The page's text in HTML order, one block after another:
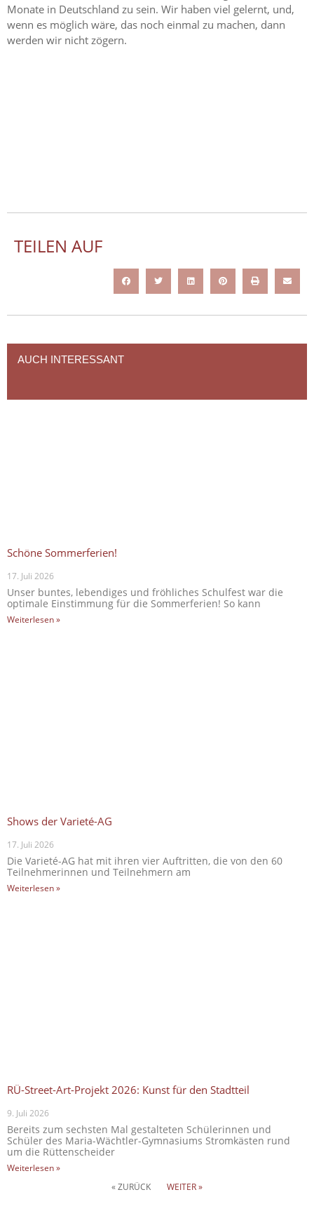
Monate in Deutschland zu sein. Wir haben viel gelernt, und,
wenn es möglich wäre, das noch einmal zu machen, dann
werden wir nicht zögern.
TEILEN AUF
AUCH INTERESSANT
Schöne Sommerferien!
17. Juli 2026
Unser buntes, lebendiges und fröhliches Schulfest war die
optimale Einstimmung für die Sommerferien! So kann
Weiterlesen »
Shows der Varieté-AG
17. Juli 2026
Die Varieté-AG hat mit ihren vier Auftritten, die von den 60
Teilnehmerinnen und Teilnehmern am
Weiterlesen »
RÜ-Street-Art-Projekt 2026: Kunst für den Stadtteil
9. Juli 2026
Bereits zum sechsten Mal gestalteten Schülerinnen und
Schüler des Maria-Wächtler-Gymnasiums Stromkästen rund
um die Rüttenscheider
Weiterlesen »
« ZURÜCK
WEITER »